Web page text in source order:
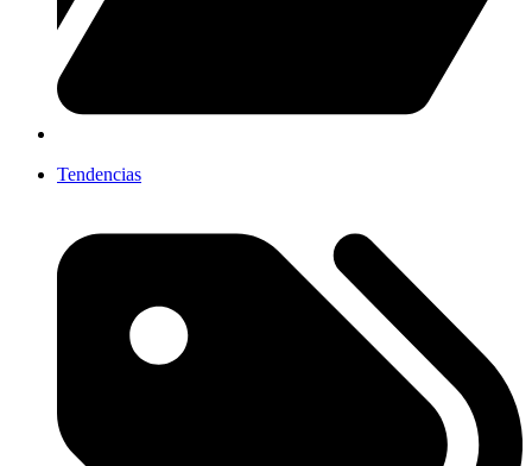
Tendencias